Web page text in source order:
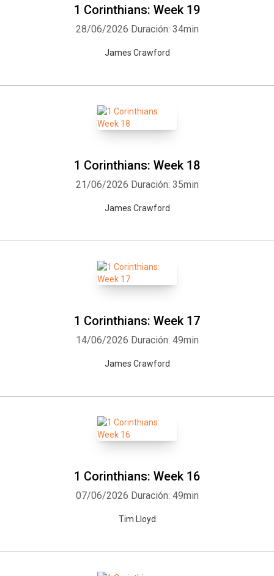
1 Corinthians: Week 19
28/06/2026 Duración: 34min
James Crawford
1 Corinthians: Week 18
21/06/2026 Duración: 35min
James Crawford
1 Corinthians: Week 17
14/06/2026 Duración: 49min
James Crawford
1 Corinthians: Week 16
07/06/2026 Duración: 49min
Tim Lloyd